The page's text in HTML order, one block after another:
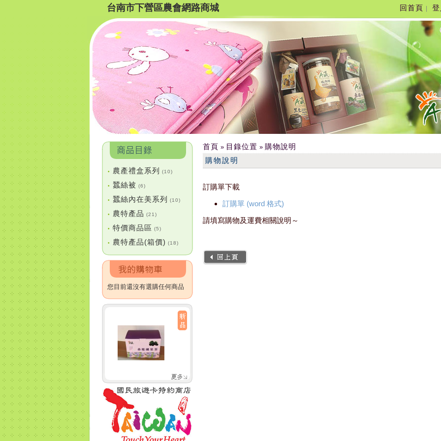
台南市下營區農會網路商城 回首頁
• 農產禮盒系列 (10)
• 蠶絲被 (6)
• 蠶絲內在美系列 (10)
• 農特產品 (21)
• 特價商品區 (5)
• 農特產品(箱價) (18)
您目前還沒有選購任何商品
首頁 » 目錄位置 » 購物說明
購物說明
訂購單下載
訂購單 (word 格式)
請填寫購物及運費相關說明～